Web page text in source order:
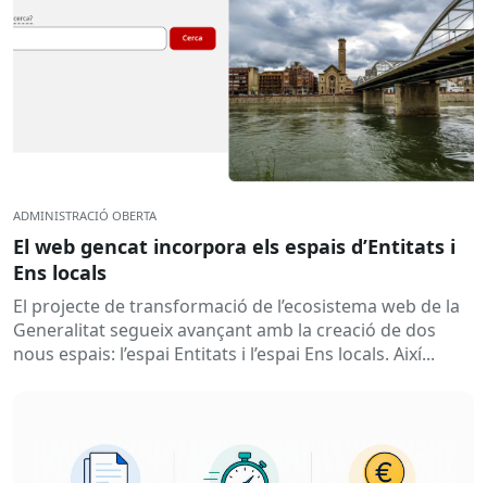
ADMINISTRACIÓ OBERTA
El web gencat incorpora els espais d’Entitats i
Ens locals
El projecte de transformació de l’ecosistema web de la
Generalitat segueix avançant amb la creació de dos
nous espais: l’espai Entitats i l’espai Ens locals. Així...